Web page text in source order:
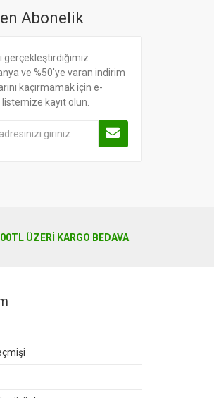
Abonelik
gerçekleştirdiğimiz
ve %50'ye varan indirim
kaçırmamak için e-
kayıt olun.
ÜZERI KARGO BEDAVA